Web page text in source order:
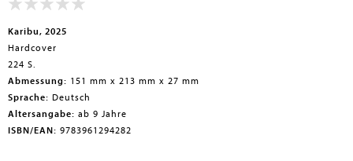
submenu
Karibu, 2025
Hardcover
224 S.
Abmessung: 151 mm x 213 mm x 27 mm
Sprache: Deutsch
Altersangabe: ab 9 Jahre
ISBN/EAN: 9783961294282